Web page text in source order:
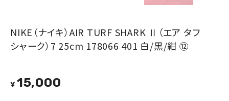
NIKE（ナイキ）AIR TURF SHARK Ⅱ（エア タフ
シャーク）7 25cm 178066 401 白/黒/紺 ⑫
¥15,000